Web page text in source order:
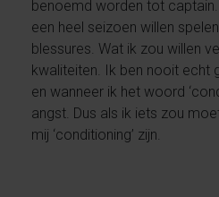
benoemd worden tot
een heel seizoen willen
blessures. Wat ik zou willen
kwaliteiten. Ik ben nooit echt
en wanneer ik het woord
angst. Dus als ik iets zou
mij ‘conditioning’ zijn.